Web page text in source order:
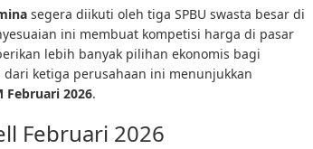
segera diikuti oleh tiga SPBU swasta besar di
ini membuat kompetisi harga di pasar
lebih banyak pilihan ekonomis bagi
ketiga perusahaan ini menunjukkan
Februari 2026.
Februari 2026